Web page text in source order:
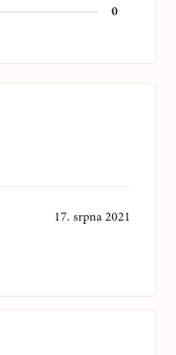
zbaviť, ak nakvapkáte0
17. srpna 2021